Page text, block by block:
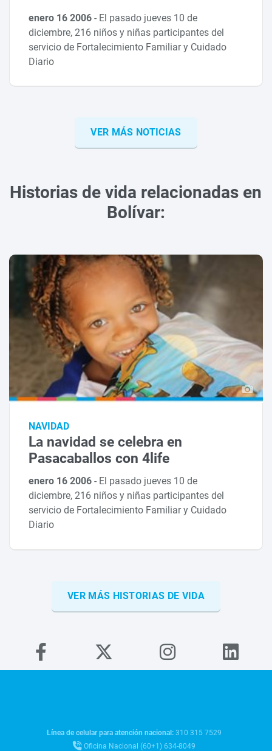
enero 16 2006- El pasado jueves 10 de
diciembre, 216 niños y niñas participantes del
servicio de Fortalecimiento Familiar y Cuidado
Diario
VER MÁS NOTICIAS
Historias de vida relacionadas en
Bolívar:
NAVIDAD
La navidad se celebra en
Pasacaballos con 4life
enero 16 2006- El pasado jueves 10 de
diciembre, 216 niños y niñas participantes del
servicio de Fortalecimiento Familiar y Cuidado
Diario
VER MÁS HISTORIAS DE VIDA
Línea de celular para atención nacional:310 315 7529
Oficina Nacional (60+1) 634-8049